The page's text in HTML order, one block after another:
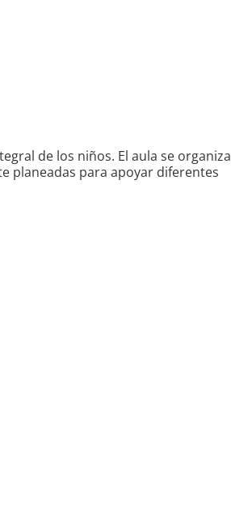
de los niños. El aula se organiza
planeadas para apoyar diferentes